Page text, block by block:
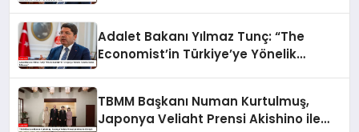
Adalet Bakanı Yılmaz Tunç: “The
Economist’in Türkiye’ye Yönelik
TBMM Başkanı Numan Kurtulmuş,
Japonya Veliaht Prensi Akishino ile